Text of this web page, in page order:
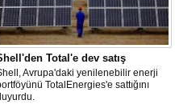
Total'e dev satış
Avrupa'daki yenilenebilir enerji
TotalEnergies'e sattığını